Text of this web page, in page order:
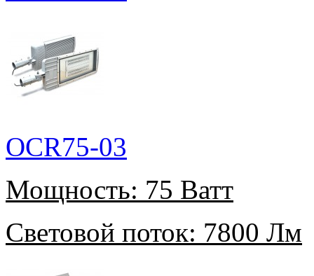
OCR75-03
Мощность: 75 Ватт
Световой поток: 7800 Лм